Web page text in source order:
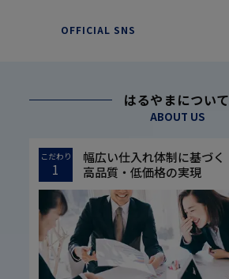
OFFICIAL SNS
はるやまについて
ABOUT US
こだわり
1
幅広い仕入れ体制に基づく
高品質・低価格の実現